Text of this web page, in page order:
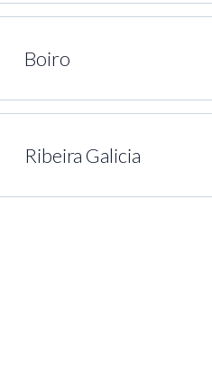
Boiro
Ribeira Galicia